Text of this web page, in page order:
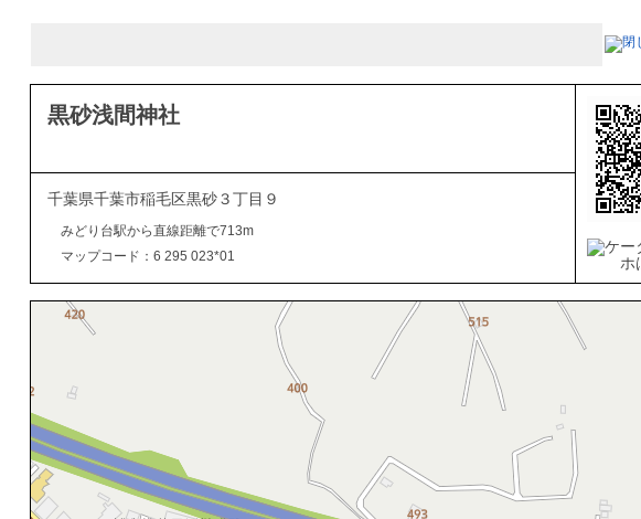
黒砂浅間神社
千葉県千葉市稲毛区黒砂３丁目９
みどり台駅から直線距離で713m
マップコード：6 295 023*01